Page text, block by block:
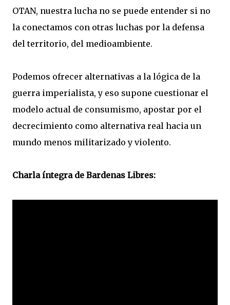
OTAN, nuestra lucha no se puede entender si no
la conectamos con otras luchas por la defensa
del territorio, del medioambiente.
Podemos ofrecer alternativas a la lógica de la
guerra imperialista, y eso supone cuestionar el
modelo actual de consumismo, apostar por el
decrecimiento como alternativa real hacia un
mundo menos militarizado y violento.
Charla íntegra de Bardenas Libres: